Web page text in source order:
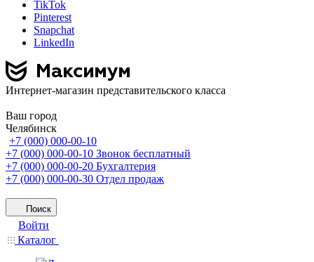
TikTok
Pinterest
Snapchat
LinkedIn
Интернет-магазин представительского класса
Ваш город
Челябинск
+7 (000) 000-00-10
+7 (000) 000-00-10 Звонок бесплатный
+7 (000) 000-00-20 Бухгалтерия
+7 (000) 000-00-30 Отдел продаж
Поиск
Войти
Каталог